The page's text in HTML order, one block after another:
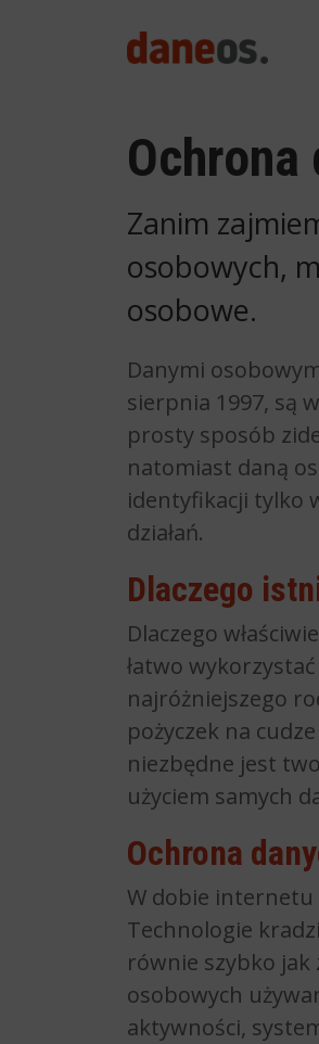
search
Ochrona
Zanim
osobowych,
osobowe.
Danymi
sierpnia 1997, są
prosty sposób
natomiast daną
identyfikacji tylko
działań.
Dlaczego
Dlaczego
łatwo
najróżniejszego
pożyczek na
niezbędne jest
użyciem samych
Ochrona
W dobie internetu
Technologie
równie szybko jak
osobowych
aktywności,